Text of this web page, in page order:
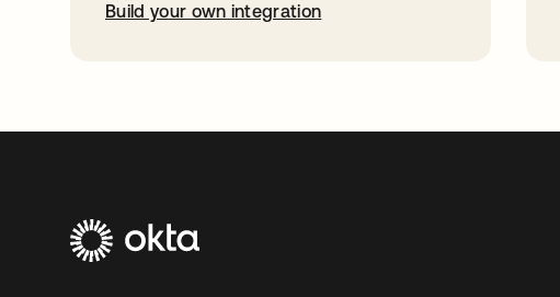
Build your own integration